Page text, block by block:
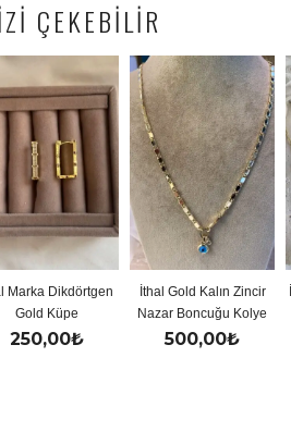
ÇEKEBİLİR
Dikdörtgen
Küpe
₺
İthal Gold Kalın Zincir
Nazar Boncuğu Kolye
500,00₺
İthal